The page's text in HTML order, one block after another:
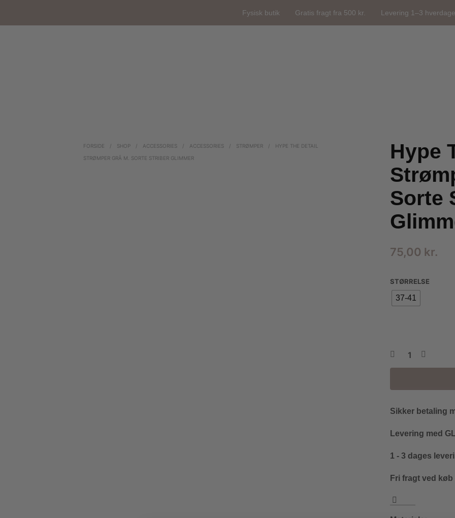
Fysisk butik Gratis fragt fra 500 kr. Levering 1–3 hverdage
FORSIDE / SHOP / ACCESSORIES / ACCESSORIES / STRØMPER /
HYPE THE DETAIL
STRØMPER GRÅ M. SORTE STRIBER GLIMMER
Hype
Sorte
75,00 kr.
STØRRELSE
37-41
Sikker betaling
Levering med
1 - 3 dages
Fri fragt ved køb